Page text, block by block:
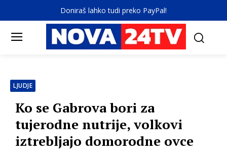
Doniraš lahko tudi preko PayPal!
LJUDJE
Ko se Gabrova bori za
tujerodne nutrije, volkovi
iztrebljajo domorodne ovce